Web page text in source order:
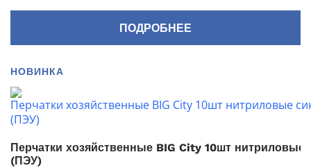
ПОДРОБНЕЕ
НОВИНКА
Перчатки хозяйственные BIG City 10шт нитриловые
(ПЭУ)